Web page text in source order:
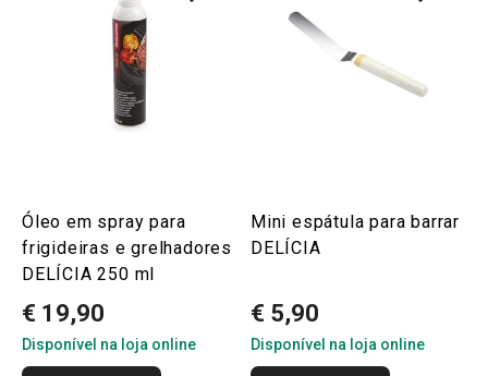
Óleo em spray para
frigideiras e grelhadores
DELÍCIA 250 ml
€ 19,90
Disponível na loja online
Mini espátula para barrar
DELÍCIA
€ 5,90
Disponível na loja online